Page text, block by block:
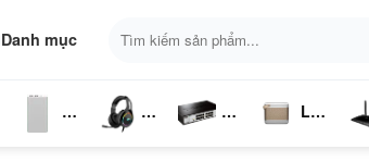
Danh mục
kiếm:
Loa